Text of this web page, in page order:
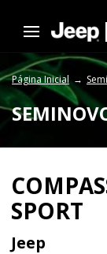
Página Inicial
SPORT
Jeep